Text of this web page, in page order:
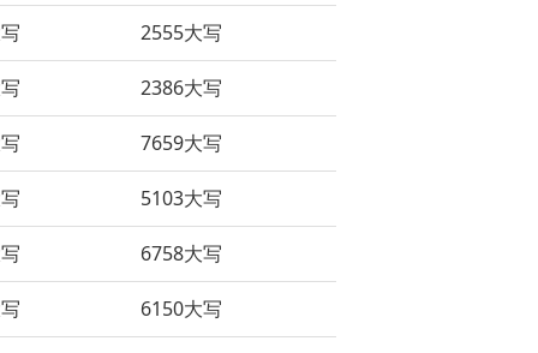
2555大写
2386大写
7659大写
5103大写
6758大写
6150大写